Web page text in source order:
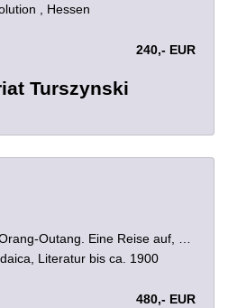
, Hessen
240,- EUR
Turszynski
Literatur bis ca. 1900
480,- EUR